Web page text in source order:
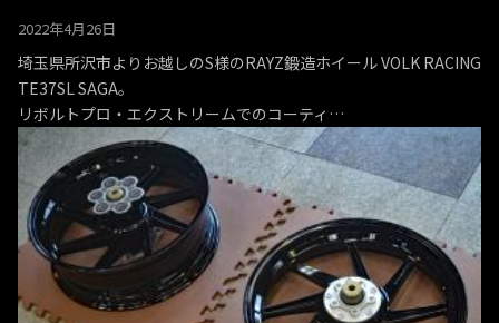
2022年4月26日
埼玉県所沢市よりお越しのS様のRAYZ鍛造ホイール VOLK RACING
TE37SL SAGA。
リボルトプロ・エクストリームでのコーティ…